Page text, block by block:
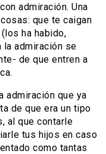
admiración. Una
que te caigan
ha habido,
la admiración se
de que entren a
admiración que ya
de que era un tipo
al que contarle
tus hijos en caso
como tantas